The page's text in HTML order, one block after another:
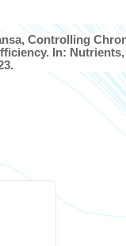
Controlling
In: Nutrients,